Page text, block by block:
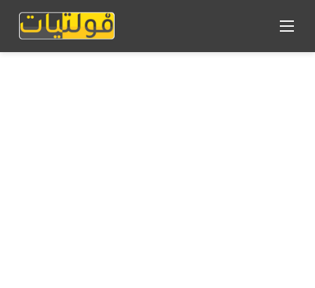
القائمة